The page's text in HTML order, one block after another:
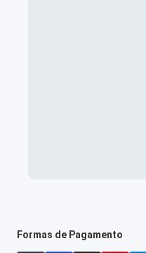
Formas de Pagamento